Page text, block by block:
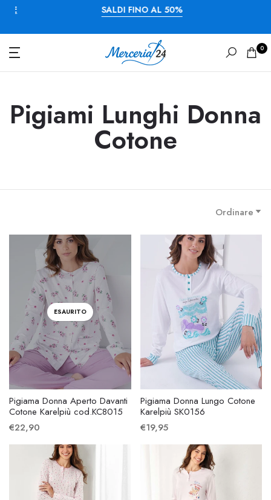
SALDI FINO AL 50%
0
Pigiami Lunghi Donna
Cotone
Ordinare
ESAURITO
Pigiama Donna Aperto Davanti
Cotone Karelpiù cod.KC8015
€22,90
Pigiama Donna Lungo Cotone
Karelpiù SK0156
€19,95